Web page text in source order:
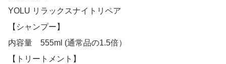
YOLU リラックスナイトリペア
【シャンプー】
内容量 555ml (通常品の1.5倍）
【トリートメント】